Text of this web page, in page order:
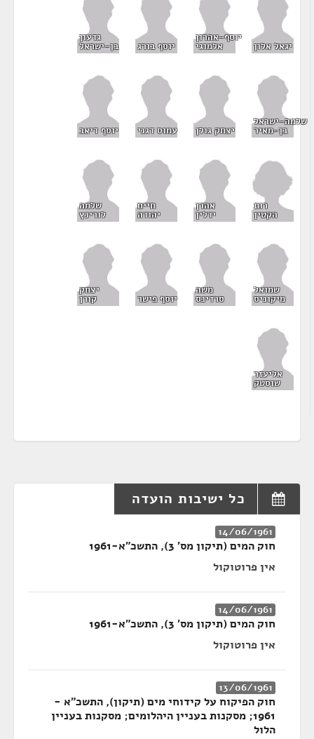
יגאל אלון
יוסף-אהרון
אלמוגי יוסף בורג
גדעון
בן-ישראל
שלמה-ישראל
בן-מאיר יצחק גולן עמוס דגני יוסף דיאב
רות
הקטין
אהרן
ידלין
חיים
יהודה
שלמה
לורינץ
שמואל
מיקוניס
משה
סרדינס יוסף פישר
יצחק
קורן
אליעזר
שוסטק
כל ישיבות הועדה
14/06/1961
חוק המים (תיקון מס' 3), התשכ"א-1961
אין פרוטוקול
14/06/1961
חוק המים (תיקון מס' 3), התשכ"א-1961
אין פרוטוקול
13/06/1961
חוק הפיקוח על קידוחי מים (תיקון), התשכ"א -
1961; מסקנות בעניין היהלומים; מסקנות בעניין
הלול